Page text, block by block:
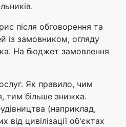
після обговорення та
із замовником, огляду
На бюджет замовлення
Як правило, чим
тим більше знижка.
(наприклад,
від цивілізації об'єктах